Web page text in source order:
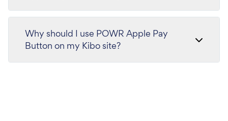
Why should I use POWR Apple Pay
Button on my Kibo site?